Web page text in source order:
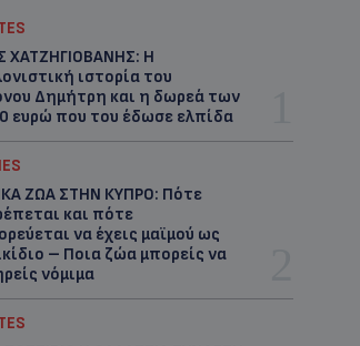
ΧΑΤΖΗΓΙΟΒΑΝΗΣ: Η
ιστορία του
Δημήτρη και η δωρεά των
ευρώ που του έδωσε ελπίδα
ΖΩΑ ΣΤΗΝ ΚΥΠΡΟ: Πότε
και πότε
να έχεις μαϊμού ως
– Ποια ζώα μπορείς να
νόμιμα